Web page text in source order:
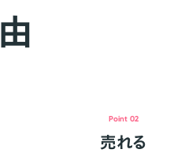
Point 02
売れる